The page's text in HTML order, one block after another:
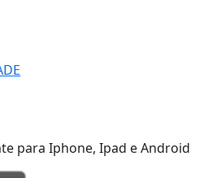
para Iphone, Ipad e Android